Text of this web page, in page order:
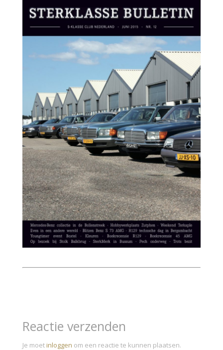
Reactie verzenden
Je moetinloggen om een reactie te kunnen plaatsen.